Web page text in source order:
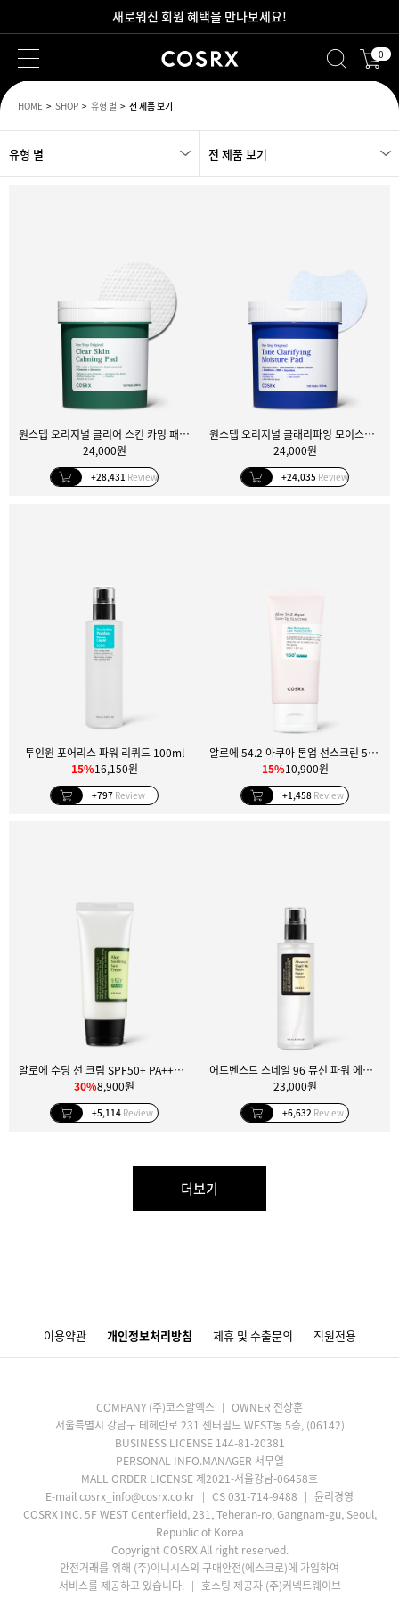
새로워진 회원 혜택을 만나보세요!
2만원 이상 무료 배송 0
HOME SHOP 유형 별 전 제품 보기
원스텝 오리지널 클리어 스킨 카밍 패드 100매
24,000원
+28,431 Review
원스텝 오리지널 클래리파잉 모이스처 패드 100매
24,000원
+24,035 Review
투인원 포어리스 파워 리퀴드 100ml
15%16,150원
+797 Review
알로에 54.2 아쿠아 톤업 선스크린 50ml
15%10,900원
+1,458 Review
알로에 수딩 선 크림 SPF50+ PA+++ 50ml
30%8,900원
+5,114 Review
어드벤스드 스네일 96 뮤신 파워 에센스 100ml
23,000원
+6,632 Review
더보기
이용약관 개인정보처리방침 제휴 및 수출문의 직원전용
COMPANY (주)코스알엑스
OWNER 전상훈
서울특별시 강남구 테헤란로 231 센터필드 WEST동 5층, (06142)
BUSINESS LICENSE 144-81-20381
PERSONAL INFO.MANAGER 서무열
MALL ORDER LICENSE 제2021-서울강남-06458호
E-mail cosrx_info@cosrx.co.kr
CS 031-714-9488
윤리경영
COSRX INC. 5F WEST Centerfield, 231, Teheran-ro, Gangnam-gu, Seoul,
Republic of Korea
Copyright COSRX All right reserved.
안전거래를 위해 (주)이니시스의 구매안전(에스크로)에 가입하여
서비스를 제공하고 있습니다.
호스팅 제공자 (주)커넥트웨이브